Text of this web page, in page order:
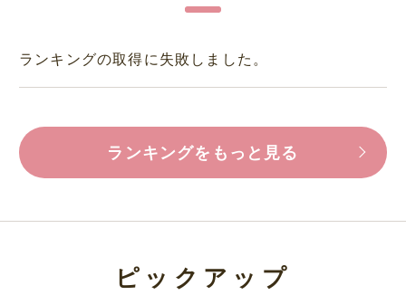
ランキングの取得に失敗しました。
ランキングをもっと見る
ピックアップ